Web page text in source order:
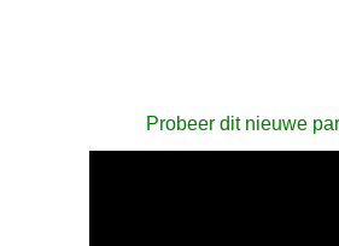
Probeer dit nieuwe